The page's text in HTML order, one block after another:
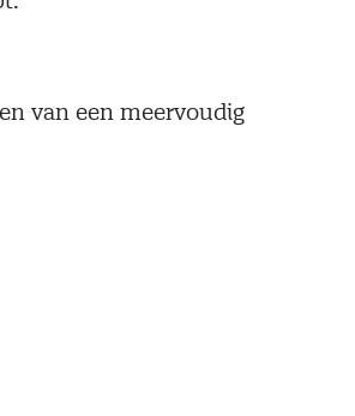
van een meervoudig